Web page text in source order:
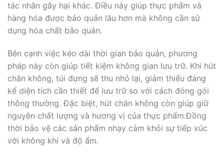
tác nhân gây hại khác. Điều này giúp thực phẩm và
hàng hóa được bảo quản lâu hơn mà không cần sử
dụng hóa chất bảo quản.
Bên cạnh việc kéo dài thời gian bảo quản, phương
pháp này còn giúp tiết kiệm không gian lưu trữ. Khi hút
chân không, túi đựng sẽ thu nhỏ lại, giảm thiểu đáng
kể diện tích cần thiết để lưu trữ so với cách đóng gói
thông thường. Đặc biệt, hút chân không còn giúp giữ
nguyên chất lượng và hương vị của thực phẩm.Đồng
thời bảo vệ các sản phẩm nhạy cảm khỏi sự tiếp xúc
với không khí và độ ẩm.